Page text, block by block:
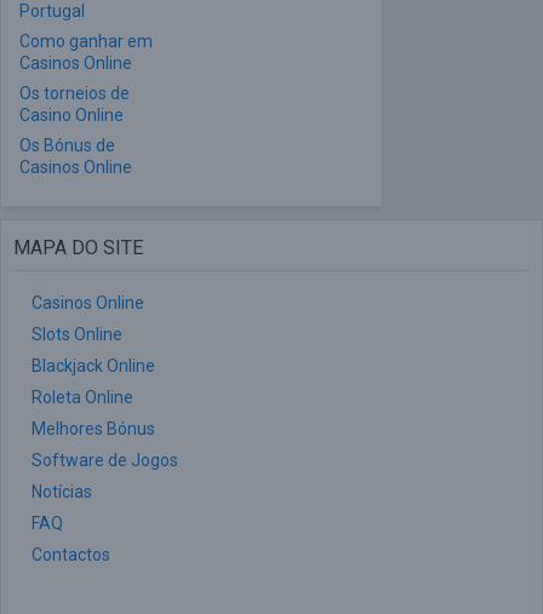
Portugal
Como ganhar em
Casinos Online
Os torneios de
Casino Online
Os Bónus de
Casinos Online
MAPA DO SITE
Casinos Online
Slots Online
Blackjack Online
Roleta Online
Melhores Bónus
Software de Jogos
Notícias
FAQ
Contactos